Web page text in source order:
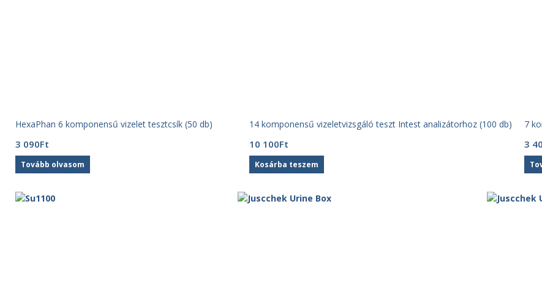
HexaPhan 6 komponensű vizelet tesztcsík (50 db)
3 090Ft
Tovább olvasom
14 komponensű vizeletvizsgáló teszt Intest analizátorhoz (100 db)
10 100Ft
Kosárba teszem
7
3